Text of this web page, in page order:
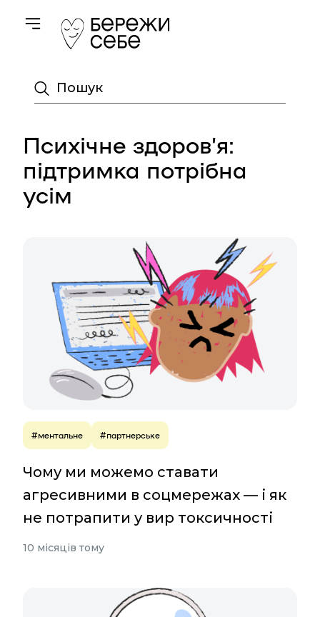
Toggle navigation
Пошук
Психічне здоров’я:
підтримка потрібна
усім
#ментальне #партнерське
Чому ми можемо ставати
агресивними в соцмережах — і як
не потрапити у вир токсичності
10 місяців тому